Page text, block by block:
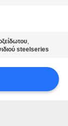
,
steelseries